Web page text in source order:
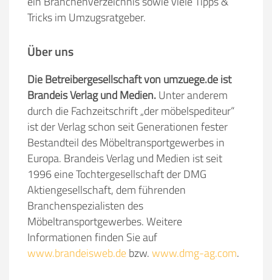
Tricks im Umzugsratgeber.
Über uns
Die Betreibergesellschaft von umzuege.de ist
Brandeis Verlag und Medien.Unter anderem
durch die Fachzeitschrift „der möbelspediteur“
ist der Verlag schon seit Generationen fester
Bestandteil des Möbeltransportgewerbes in
Europa. Brandeis Verlag und Medien ist seit
1996 eine Tochtergesellschaft der DMG
Aktiengesellschaft, dem führenden
Branchenspezialisten des
Möbeltransportgewerbes. Weitere
Informationen finden Sie auf
www.brandeisweb.debzw.www.dmg-ag.com.